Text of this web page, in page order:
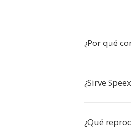
¿Por qué
¿Sirve
¿Qué